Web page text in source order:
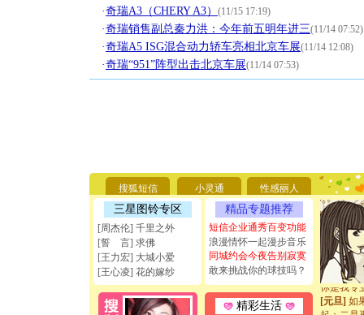
·奇瑞A3（CHERY A3） (11/15 17:19)
·奇瑞销售副总秦力洪：今年前五明年进三(11/14 07:52)
·奇瑞A5 ISG混合动力轿车亮相北京车展(11/14 12:08)
·奇瑞“951”阵型出击北京车展(11/14 07:53)
搜狐短信 小灵通 性感丽人
三星图铃专区
[周杰伦] 千里之外
[誓 言] 求佛
[王力宏] 大城小爱
[王心凌] 花的嫁纱
精品专题推荐
短信企业通秀百变功能
浪漫情怀一起漫步音乐
同城约会今夜告别寂寞
敢来挑战你的球技吗？
精彩生活
[圣诞节]
能正大光
天都要快
[圣诞节]
如意,快
[元旦]看
断电。爱
你是我专
[元旦]如
起；二是